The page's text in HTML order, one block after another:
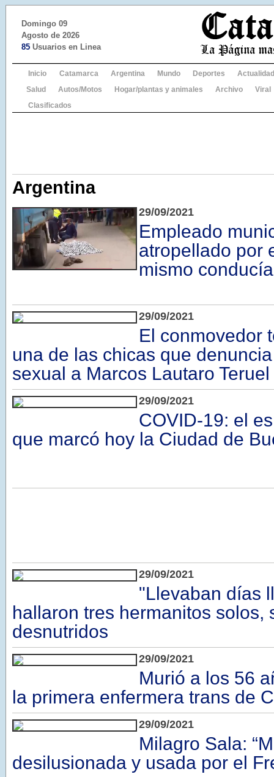
Domingo 09
Agosto de 2026
85 Usuarios en Linea
Inicio Catamarca Argentina Mundo Deportes
Actualidad
Salud
Autos/Motos Hogar/plantas y animales Archivo
Viral
Clasificados
Argentina
29/09/2021
Empleado
atropellado por
mismo conducía
29/09/2021
El conmovedor
una de las chicas que
sexual a Marcos Lautaro Teruel
29/09/2021
COVID-19: el
que marcó hoy la Ciudad de
29/09/2021
"Llevaban días
hallaron tres hermanitos solos,
desnutridos
29/09/2021
Murió a los 56
la primera enfermera trans de
29/09/2021
Milagro Sala:
desilusionada y usada por el